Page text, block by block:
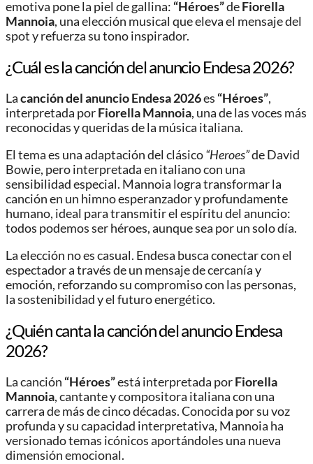
emotiva pone la piel de gallina: “Héroes”deFiorella
Mannoia, una elección musical que eleva el mensaje del
spot y refuerza su tono inspirador.
¿Cuál es la canción del anuncio Endesa 2026?
Lacanción del anuncio Endesa 2026es “Héroes”,
interpretada porFiorella Mannoia, una de las voces más
reconocidas y queridas de la música italiana.
El tema es una adaptación del clásico“Heroes”de David
Bowie, pero interpretada en italiano con una
sensibilidad especial. Mannoia logra transformar la
canción en un himno esperanzador y profundamente
humano, ideal para transmitir el espíritu del anuncio:
todos podemos ser héroes, aunque sea por un solo día.
La elección no es casual. Endesa busca conectar con el
espectador a través de un mensaje de cercanía y
emoción, reforzando su compromiso con las personas,
la sostenibilidad y el futuro energético.
¿Quién canta la canción del anuncio Endesa
2026?
La canción “Héroes”está interpretada porFiorella
Mannoia, cantante y compositora italiana con una
carrera de más de cinco décadas. Conocida por su voz
profunda y su capacidad interpretativa, Mannoia ha
versionado temas icónicos aportándoles una nueva
dimensión emocional.